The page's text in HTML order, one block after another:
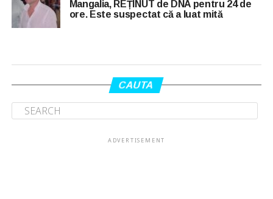
Mangalia, REȚINUT de DNA pentru 24 de
ore. Este suspectat că a luat mită
CAUTA
ADVERTISEMENT